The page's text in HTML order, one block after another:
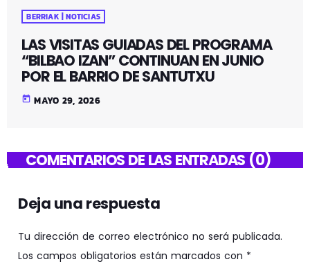
BERRIAK | NOTICIAS
LAS VISITAS GUIADAS DEL PROGRAMA
“BILBAO IZAN” CONTINUAN EN JUNIO
POR EL BARRIO DE SANTUTXU
today MAYO 29, 2026
COMENTARIOS DE LAS ENTRADAS (0)
Deja una respuesta
Tu dirección de correo electrónico no será publicada.
Los campos obligatorios están marcados con *